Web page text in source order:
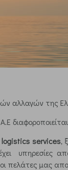
αλλαγών της
logistics services,
υπηρεσίες
πελάτες μας